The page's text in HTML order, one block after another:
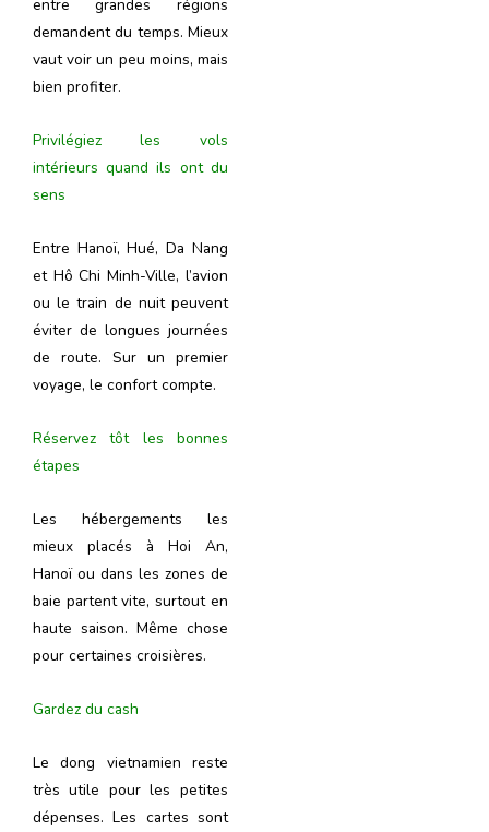
entre grandes régions
demandent du temps. Mieux
vaut voir un peu moins, mais
bien profiter.
Privilégiez les vols
intérieurs quand ils ont du
sens
Entre Hanoï, Hué, Da Nang
et Hô Chi Minh-Ville, l’avion
ou le train de nuit peuvent
éviter de longues journées
de route. Sur un premier
voyage, le confort compte.
Réservez tôt les bonnes
étapes
Les hébergements les
mieux placés à Hoi An,
Hanoï ou dans les zones de
baie partent vite, surtout en
haute saison. Même chose
pour certaines croisières.
Gardez du cash
Le dong vietnamien reste
très utile pour les petites
dépenses. Les cartes sont